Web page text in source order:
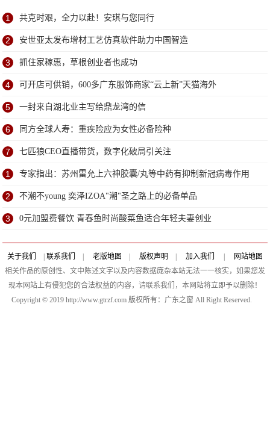
1 共克时艰，全力以赴！安琪与您同行
2 安世亚太发布增材工艺仿真软件助力中国智造
3 抓住家稼惠，草根创业者也成功
4 可开店可供销，600多广东服饰商家“云上新”天猫海外
5 一封来自湖北业主写给鼎龙湾的信 ​
6 同方全球人寿：重疾险应为女性必备险种
7 七匹狼CEO直播带货，数字化破局引关注
1 专家指出：苏州雷允上六神胶囊/丸等中药有抑制新冠病毒作用
2 不潮不young 奕泽IZOA"潮"圣之路上的必备单品
3 0元加盟费餐饮 青春鱼时尚酸菜鱼适合年轻夫妻创业
关于我们 联系我们 老版地图 版权声明 加入我们
网站地图
相关作品的原创性、文中陈述文字以及内容数据庞杂本站无法一一核实，如果您发
现本网站上有侵犯您的合法权益的内容，请联系我们，本网站将立即予以删除！
Copyright © 2019 http://www.gtrzf.com 版权所有：广东之窗 All Right Reserved.